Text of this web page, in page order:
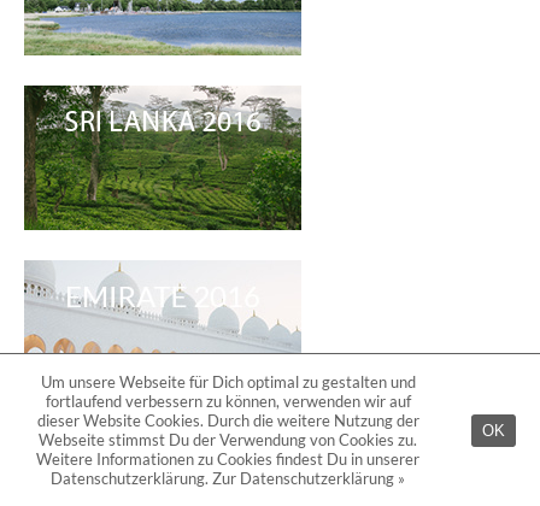
Um unsere Webseite für Dich optimal zu gestalten und
fortlaufend verbessern zu können, verwenden wir auf
dieser Website Cookies. Durch die weitere Nutzung der
Webseite stimmst Du der Verwendung von Cookies zu.
Weitere Informationen zu Cookies findest Du in unserer
Datenschutzerklärung. Zur Datenschutzerklärung »
OK